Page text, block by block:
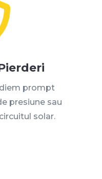
prompt
presiune sau
solar.